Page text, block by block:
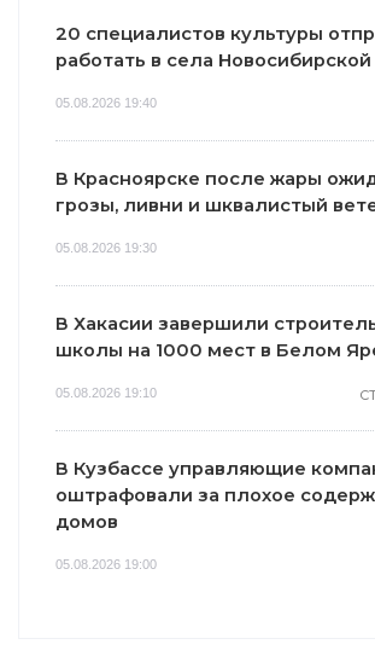
20 специалистов культуры
работать в села
05.08.2026 19:40
В Красноярске после жары
грозы, ливни и шквалистый
05.08.2026 19:30
В Хакасии завершили
школы на 1000 мест в Белом
05.08.2026 19:10
В Кузбассе управляющие
оштрафовали за плохое
домов
05.08.2026 19:00